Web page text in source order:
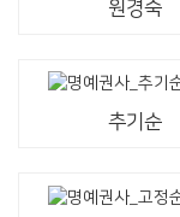
원경숙
추기순